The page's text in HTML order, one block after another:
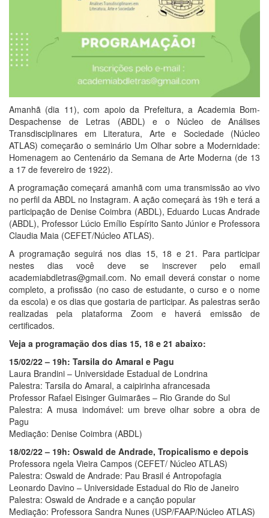
Amanhã (dia 11), com apoio da Prefeitura, a Academia Bom-
Despachense de Letras (ABDL) e o Núcleo de Análises
Transdisciplinares em Literatura, Arte e Sociedade (Núcleo
ATLAS) começarão o seminário Um Olhar sobre a Modernidade:
Homenagem ao Centenário da Semana de Arte Moderna (de 13
a 17 de fevereiro de 1922).
A programação começará amanhã com uma transmissão ao vivo
no perfil da ABDL no Instagram. A ação começará às 19h e terá a
participação de Denise Coimbra (ABDL), Eduardo Lucas Andrade
(ABDL), Professor Lúcio Emílio Espírito Santo Júnior e Professora
Claudia Maia (CEFET/Núcleo ATLAS).
A programação seguirá nos dias 15, 18 e 21. Para participar
nestes dias você deve se inscrever pelo email
academiabdletras@gmail.com. No email deverá constar o nome
completo, a profissão (no caso de estudante, o curso e o nome
da escola) e os dias que gostaria de participar. As palestras serão
realizadas pela plataforma Zoom e haverá emissão de
certificados.
Veja a programação dos dias 15, 18 e 21 abaixo:
15/02/22 – 19h: Tarsila do Amaral e Pagu
Laura Brandini – Universidade Estadual de Londrina
Palestra: Tarsila do Amaral, a caipirinha afrancesada
Professor Rafael Eisinger Guimarães – Rio Grande do Sul
Palestra: A musa indomável: um breve olhar sobre a obra de
Pagu
Mediação: Denise Coimbra (ABDL)
18/02/22 – 19h: Oswald de Andrade, Tropicalismo e depois
Professora ngela Vieira Campos (CEFET/ Núcleo ATLAS)
Palestra: Oswald de Andrade: Pau Brasil é Antropofagia
Leonardo Davino – Universidade Estadual do Rio de Janeiro
Palestra: Oswald de Andrade e a canção popular
Mediação: Professora Sandra Nunes (USP/FAAP/Núcleo ATLAS)